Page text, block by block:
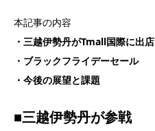
本記事の内容
・三越伊勢丹がTmall国際に出店
・ブラックフライデーセール
・今後の展望と課題
■三越伊勢丹が参戦